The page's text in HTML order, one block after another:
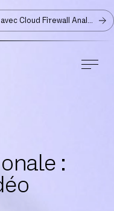
Cloud Firewall Analyzer
: